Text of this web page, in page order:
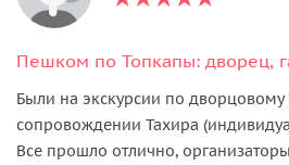
Были на экскурсии по
сопровождении Тахира
Все прошло отлично,